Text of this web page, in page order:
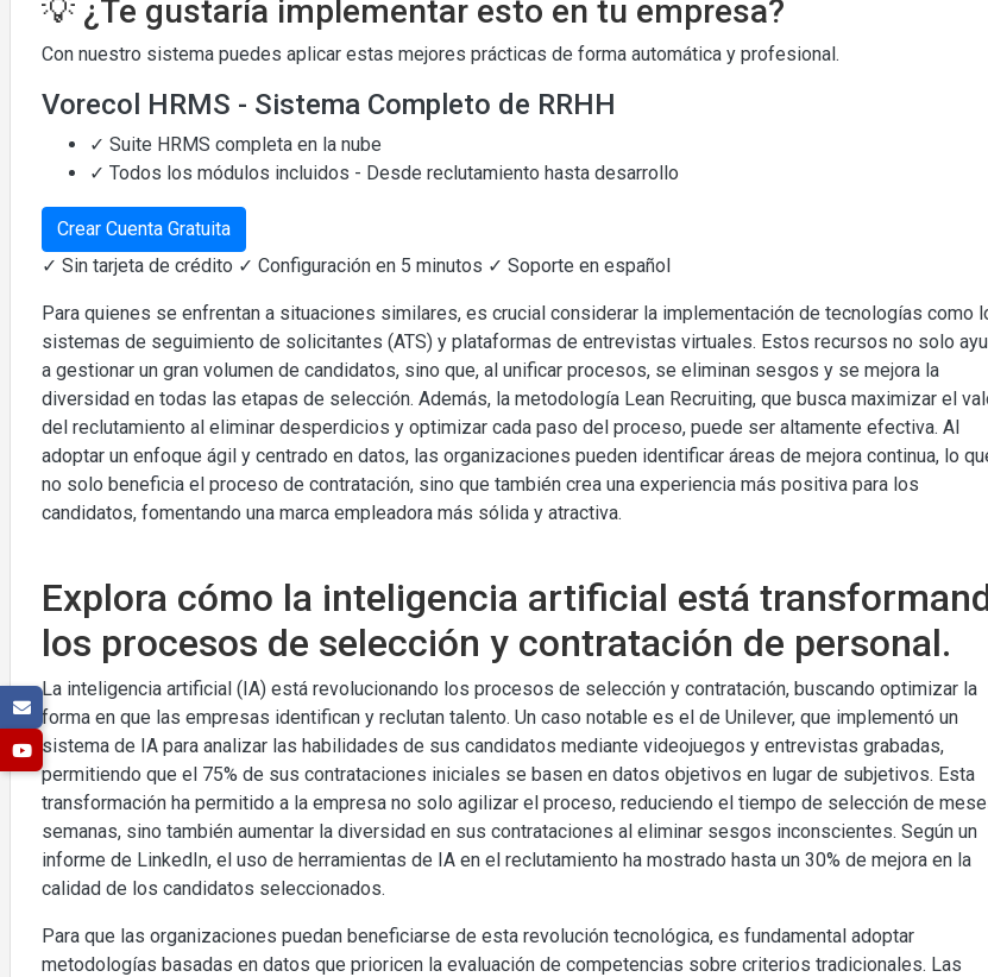
💡 ¿Te gustaría implementar esto en tu empresa?
Con nuestro sistema puedes aplicar estas mejores prácticas de forma automática y profesional.
Vorecol HRMS - Sistema Completo de RRHH
✓ Suite HRMS completa en la nube
✓ Todos los módulos incluidos - Desde reclutamiento hasta desarrollo
Crear Cuenta Gratuita
✓ Sin tarjeta de crédito ✓ Configuración en 5 minutos ✓ Soporte en español
Para quienes se enfrentan a situaciones similares, es crucial considerar la implementación de tecnologías como
sistemas de seguimiento de solicitantes (ATS) y plataformas de entrevistas virtuales. Estos recursos no solo
a gestionar un gran volumen de candidatos, sino que, al unificar procesos, se eliminan sesgos y se mejora la
diversidad en todas las etapas de selección. Además, la metodología Lean Recruiting, que busca maximizar el
del reclutamiento al eliminar desperdicios y optimizar cada paso del proceso, puede ser altamente efectiva. Al
adoptar un enfoque ágil y centrado en datos, las organizaciones pueden identificar áreas de mejora continua, lo
no solo beneficia el proceso de contratación, sino que también crea una experiencia más positiva para los
candidatos, fomentando una marca empleadora más sólida y atractiva.
Explora cómo la inteligencia artificial está
los procesos de selección y contratación de personal.
La inteligencia artificial (IA) está revolucionando los procesos de selección y contratación, buscando optimizar la
forma en que las empresas identifican y reclutan talento. Un caso notable es el de Unilever, que implementó un
sistema de IA para analizar las habilidades de sus candidatos mediante videojuegos y entrevistas grabadas,
permitiendo que el 75% de sus contrataciones iniciales se basen en datos objetivos en lugar de subjetivos. Esta
transformación ha permitido a la empresa no solo agilizar el proceso, reduciendo el tiempo de selección de
semanas, sino también aumentar la diversidad en sus contrataciones al eliminar sesgos inconscientes. Según un
informe de LinkedIn, el uso de herramientas de IA en el reclutamiento ha mostrado hasta un 30% de mejora en la
calidad de los candidatos seleccionados.
Para que las organizaciones puedan beneficiarse de esta revolución tecnológica, es fundamental adoptar
metodologías basadas en datos que prioricen la evaluación de competencias sobre criterios tradicionales. Las